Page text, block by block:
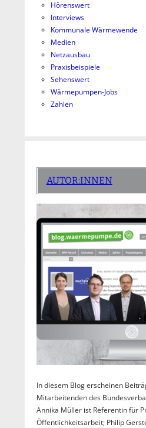
Hörenswert
Interviews
Kommunale Wärmewende
Medien
Netzausbau
Praxisbeispiele
Sehenswert
Wärmepumpen-Jobs
Zahlen
AUTOR:INNEN
In diesem Blog erscheinen
Mitarbeitenden des
Annika Müller ist Referentin für
Öffentlichkeitsarbeit; Philip